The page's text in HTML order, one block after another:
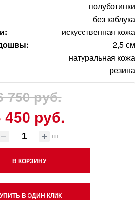
полуботинки
без каблука
искусственная кожа
2,5 см
натуральная кожа
резина
750 руб.
450 руб.
шт
В КОРЗИНУ
В ОДИН КЛИК